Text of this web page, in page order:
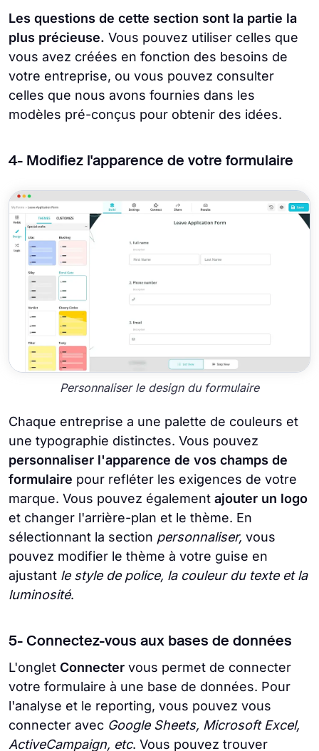
Les questions de cette section sont la partie la
plus précieuse. Vous pouvez utiliser celles que
vous avez créées en fonction des besoins de
votre entreprise, ou vous pouvez consulter
celles que nous avons fournies dans les
modèles pré-conçus pour obtenir des idées.
4- Modifiez l'apparence de votre formulaire
Personnaliser le design du formulaire
Chaque entreprise a une palette de couleurs et
une typographie distinctes. Vous pouvez
personnaliser l'apparence de vos champs de
formulaire pour refléter les exigences de votre
marque. Vous pouvez également ajouter un logo
et changer l'arrière-plan et le thème. En
sélectionnant la section personnaliser, vous
pouvez modifier le thème à votre guise en
ajustant le style de police, la couleur du texte et la
luminosité.
5- Connectez-vous aux bases de données
L'onglet Connecter vous permet de connecter
votre formulaire à une base de données. Pour
l'analyse et le reporting, vous pouvez vous
connecter avec Google Sheets, Microsoft Excel,
ActiveCampaign, etc. Vous pouvez trouver